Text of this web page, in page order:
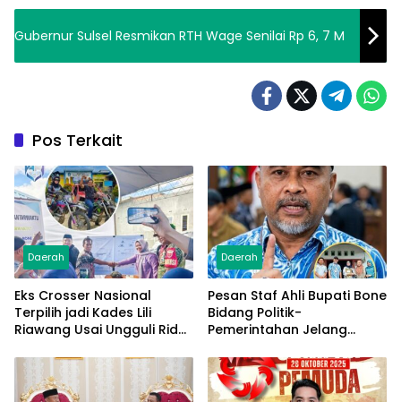
Gubernur Sulsel Resmikan RTH Wage Senilai Rp 6, 7 M
Pos Terkait
Daerah
Eks Crosser Nasional
Terpilih jadi Kades Lili
Riawang Usai Ungguli Rider
PAW
Daerah
Pesan Staf Ahli Bupati Bone
Bidang Politik-
Pemerintahan Jelang